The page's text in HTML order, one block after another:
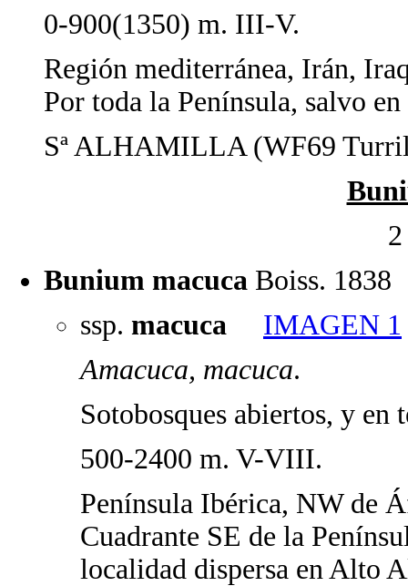
0-900(1350) m. III-V.
Región mediterránea, Irán,
Por toda la Península, salvo
Sª ALHAMILLA (WF69
Bunium macuca Boiss. 1838
ssp. macuca
IMAGEN 1
Amacuca, macuca.
Sotobosques abiertos, y en
500-2400 m. V-VIII.
Península Ibérica, NW de
Cuadrante SE de la
localidad dispersa en Alto